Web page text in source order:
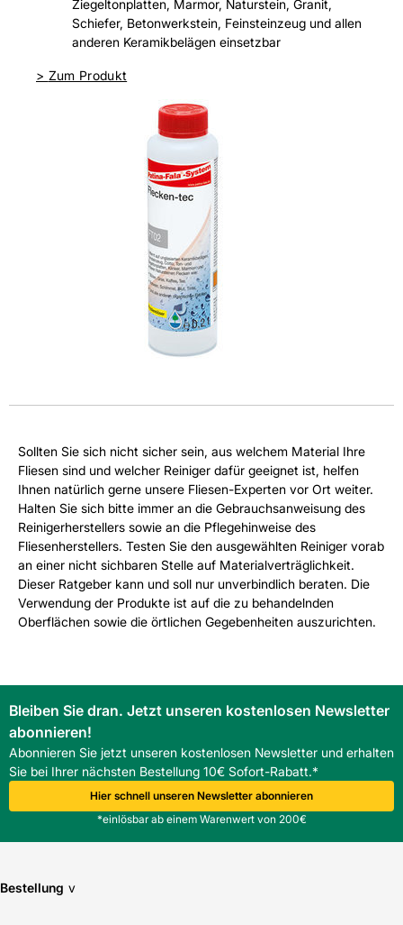
Ziegeltonplatten, Marmor, Naturstein, Granit,
Schiefer, Betonwerkstein, Feinsteinzeug und allen
anderen Keramikbelägen einsetzbar
> Zum Produkt
Sollten Sie sich nicht sicher sein, aus welchem Material Ihre
Fliesen sind und welcher Reiniger dafür geeignet ist, helfen
Ihnen natürlich gerne unsere Fliesen-Experten vor Ort weiter.
Halten Sie sich bitte immer an die Gebrauchsanweisung des
Reinigerherstellers sowie an die Pflegehinweise des
Fliesenherstellers. Testen Sie den ausgewählten Reiniger vorab
an einer nicht sichbaren Stelle auf Materialverträglichkeit.
Dieser Ratgeber kann und soll nur unverbindlich beraten. Die
Verwendung der Produkte ist auf die zu behandelnden
Oberflächen sowie die örtlichen Gegebenheiten auszurichten.
Bleiben Sie dran. Jetzt unseren kostenlosen Newsletter
abonnieren!
Abonnieren Sie jetzt unseren kostenlosen Newsletter und erhalten
Sie bei Ihrer nächsten Bestellung 10€ Sofort-Rabatt.*
Hier schnell unseren Newsletter abonnieren
*einlösbar ab einem Warenwert von 200€
Bestellung v